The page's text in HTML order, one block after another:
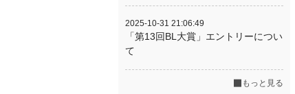
2025-10-31 21:06:49
「第13回BL大賞」エントリーについ
て
もっと見る